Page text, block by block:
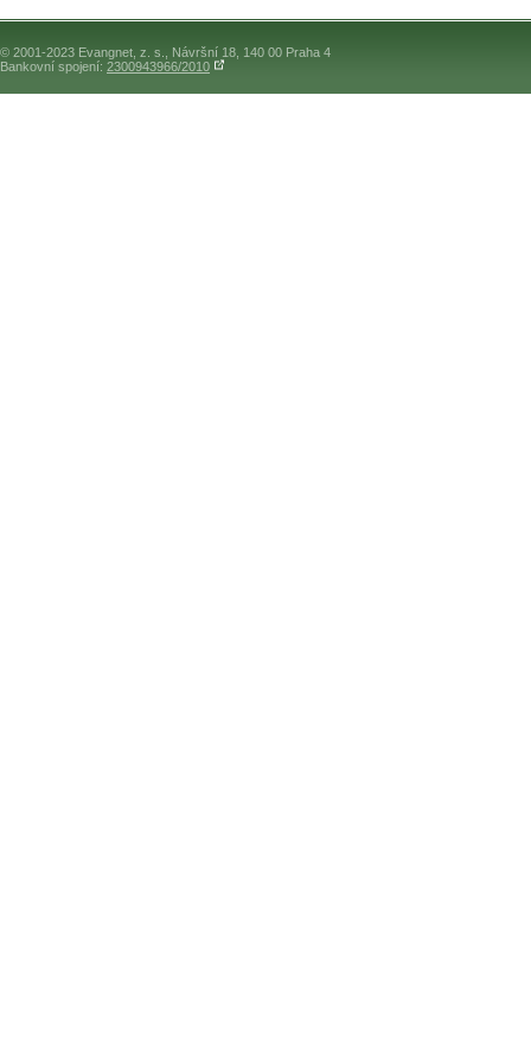
© 2001-2023 Evangnet, z. s., Návršní 18, 140 00 Praha 4
Bankovní spojení: 2300943966/2010